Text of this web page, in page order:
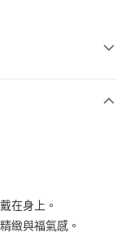
在身上。
緻與福氣感。